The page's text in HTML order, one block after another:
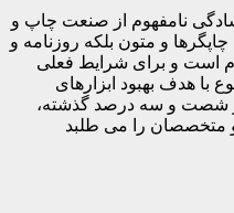
نامفهوم از صنعت چاپ و
و متون بلکه روزنامه و
است و برای شرایط فعلی
با هدف بهبود ابزارهای
شصت و سه درصد گذشته،
متخصصان را می طلبد